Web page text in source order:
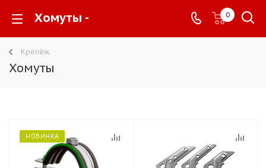
Хомуты - 0
Крепёж
Хомуты
НОВИНКА